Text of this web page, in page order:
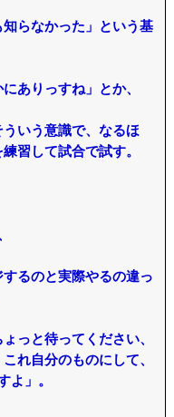
らなかった」という基
ありっすね」とか、
いう意識で、なるほ
習して試合で試す。
るのと実際やるの違っ
っと待ってください、
れ自分のものにして、
よ」。